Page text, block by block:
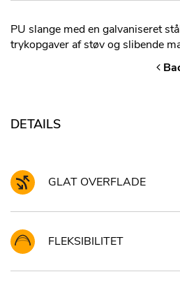
PU slange med en galvaniseret
trykopgaver af støv og slibende
DETAILS
GLAT OVERFLADE
FLEKSIBILITET